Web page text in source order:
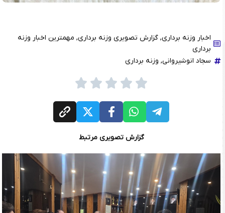
اخبار وزنه برداری, گزارش تصویری وزنه برداری, مهمترین اخبار وزنه
برداری
سجاد انوشیروانی, وزنه برداری
گزارش تصویری مرتبط